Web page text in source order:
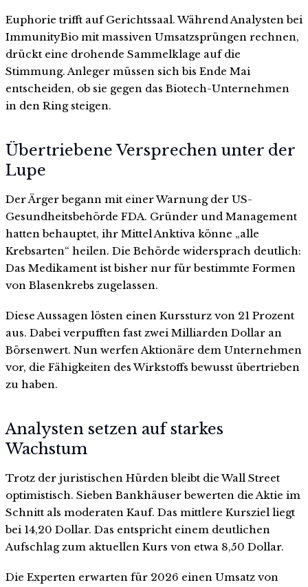
Euphorie trifft auf Gerichtssaal. Während Analysten bei
ImmunityBio mit massiven Umsatzsprüngen rechnen,
drückt eine drohende Sammelklage auf die
Stimmung. Anleger müssen sich bis Ende Mai
entscheiden, ob sie gegen das Biotech-Unternehmen
in den Ring steigen.
Übertriebene Versprechen unter der
Lupe
Der Ärger begann mit einer Warnung der US-
Gesundheitsbehörde FDA. Gründer und Management
hatten behauptet, ihr Mittel Anktiva könne „alle
Krebsarten“ heilen. Die Behörde widersprach deutlich:
Das Medikament ist bisher nur für bestimmte Formen
von Blasenkrebs zugelassen.
Diese Aussagen lösten einen Kurssturz von 21 Prozent
aus. Dabei verpufften fast zwei Milliarden Dollar an
Börsenwert. Nun werfen Aktionäre dem Unternehmen
vor, die Fähigkeiten des Wirkstoffs bewusst übertrieben
zu haben.
Analysten setzen auf starkes
Wachstum
Trotz der juristischen Hürden bleibt die Wall Street
optimistisch. Sieben Bankhäuser bewerten die Aktie im
Schnitt als moderaten Kauf. Das mittlere Kursziel liegt
bei 14,20 Dollar. Das entspricht einem deutlichen
Aufschlag zum aktuellen Kurs von etwa 8,50 Dollar.
Die Experten erwarten für 2026 einen Umsatz von